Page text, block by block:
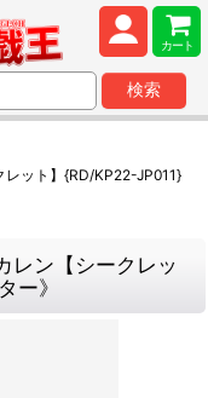
カート
検索
レット】{RD/KP22-JP011}
レン【シークレッ
ー》